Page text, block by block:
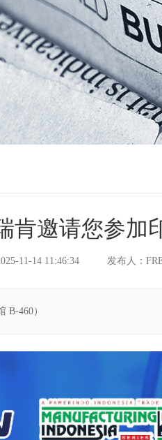
肯邀请您参加
11-14 11:46:34 发布人：
B-460）